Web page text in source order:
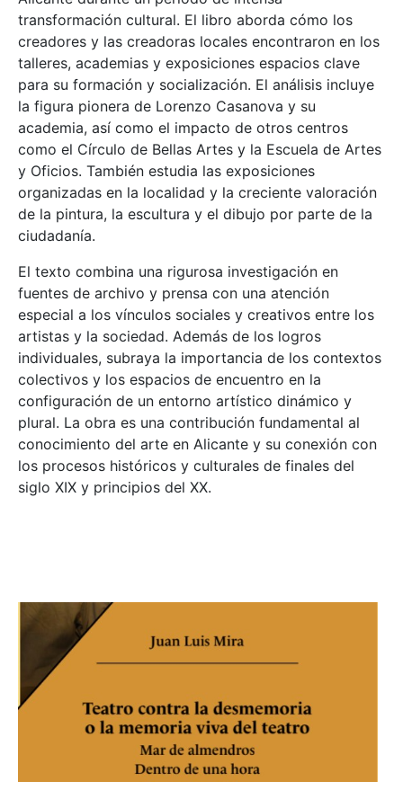
transformación cultural. El libro aborda cómo los
creadores y las creadoras locales encontraron en los
talleres, academias y exposiciones espacios clave
para su formación y socialización. El análisis incluye
la figura pionera de Lorenzo Casanova y su
academia, así como el impacto de otros centros
como el Círculo de Bellas Artes y la Escuela de Artes
y Oficios. También estudia las exposiciones
organizadas en la localidad y la creciente valoración
de la pintura, la escultura y el dibujo por parte de la
ciudadanía.
El texto combina una rigurosa investigación en
fuentes de archivo y prensa con una atención
especial a los vínculos sociales y creativos entre los
artistas y la sociedad. Además de los logros
individuales, subraya la importancia de los contextos
colectivos y los espacios de encuentro en la
configuración de un entorno artístico dinámico y
plural. La obra es una contribución fundamental al
conocimiento del arte en Alicante y su conexión con
los procesos históricos y culturales de finales del
siglo XIX y principios del XX.